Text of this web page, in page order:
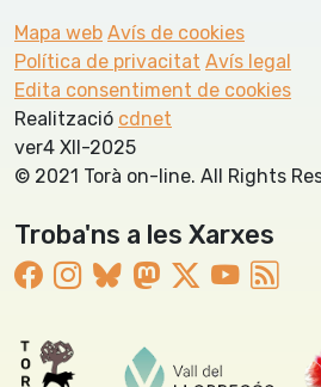
Mapa web Avís de cookies
Política de privacitat Avís legal
Edita consentiment de cookies
Realització cdnet
ver4 XII-2025
© 2021 Torà on-line. All Rights
Troba'ns a les Xarxes